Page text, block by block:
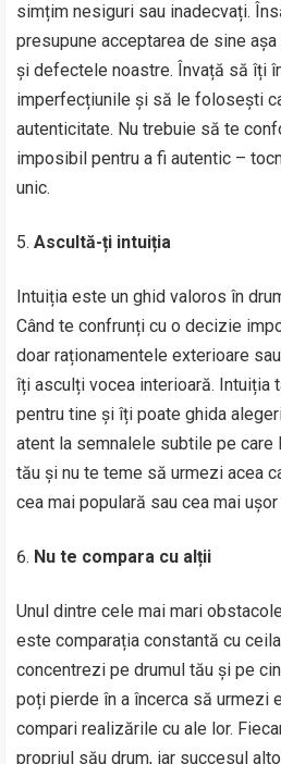
simțim nesiguri sau inadecvați.
presupune acceptarea de sine
și defectele noastre. Învață să îți
imperfecțiunile și să le folosești
autenticitate. Nu trebuie să te
imposibil pentru a fi autentic –
unic.
Ascultă-ți intuiția
Intuiția este un ghid valoros în
Când te confrunți cu o decizie
doar raționamentele exterioare
îți asculți vocea interioară. Intuiția
pentru tine și îți poate ghida
atent la semnalele subtile pe care
tău și nu te teme să urmezi acea
cea mai populară sau cea mai ușor
Nu te compara cu alții
Unul dintre cele mai mari
este comparația constantă cu
concentrezi pe drumul tău și pe
poți pierde în a încerca să urmezi
compari realizările cu ale lor.
propriul său drum, iar succesul